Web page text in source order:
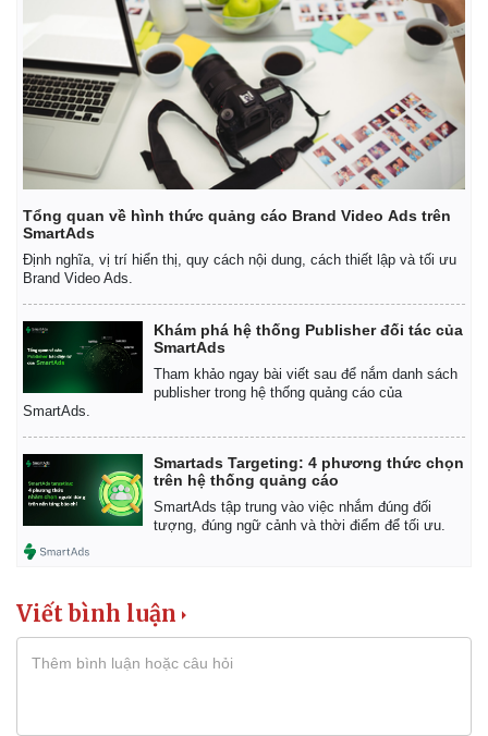
Tổng quan về hình thức quảng cáo Brand Video Ads trên
SmartAds
Định nghĩa, vị trí hiển thị, quy cách nội dung, cách thiết lập và tối ưu
Brand Video Ads.
Khám phá hệ thống Publisher đối tác của
SmartAds
Tham khảo ngay bài viết sau để nắm danh sách
publisher trong hệ thống quảng cáo của
SmartAds.
Smartads Targeting: 4 phương thức chọn
trên hệ thống quảng cáo
SmartAds tập trung vào việc nhắm đúng đối
tượng, đúng ngữ cảnh và thời điểm để tối ưu.
Viết bình luận